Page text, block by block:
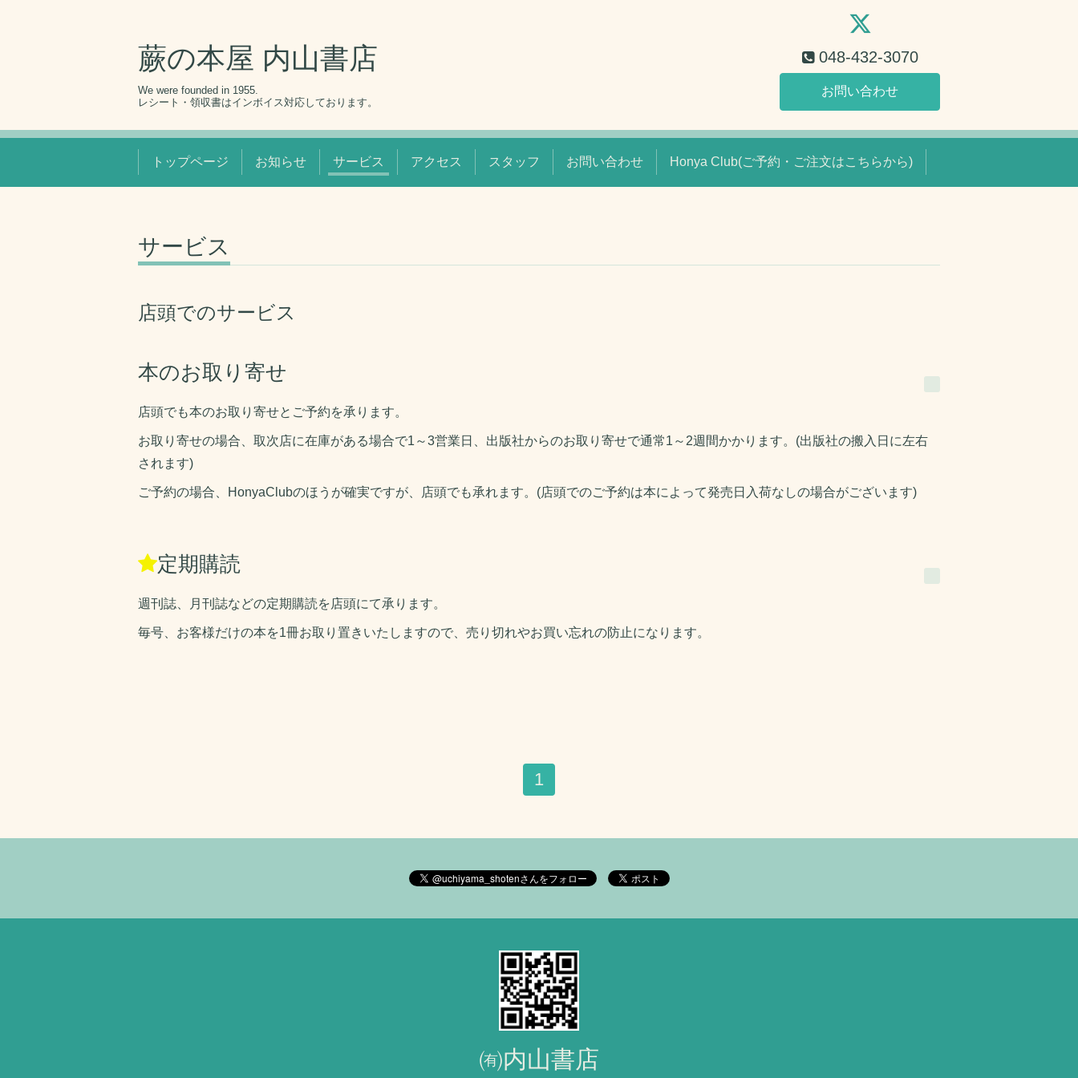
蕨の本屋 内山書店
We were founded in 1955.
レシート・領収書はインボイス対応しております。
048-432-3070
お問い合わせ
トップページ お知らせ サービス アクセス スタッフ お問い合わせ Honya Club(ご予約・ご注文はこちらから)
サービス
店頭でのサービス
本のお取り寄せ
店頭でも本のお取り寄せとご予約を承ります。
お取り寄せの場合、取次店に在庫がある場合で1～3営業日、出版社からのお取り寄せで通常1～2週間かかります。(出版社の搬入日に左右
されます)
ご予約の場合、HonyaClubのほうが確実ですが、店頭でも承れます。(店頭でのご予約は本によって発売日入荷なしの場合がございます)
定期購読
週刊誌、月刊誌などの定期購読を店頭にて承ります。
毎号、お客様だけの本を1冊お取り置きいたしますので、売り切れやお買い忘れの防止になります。
1
㈲内山書店